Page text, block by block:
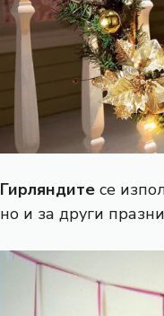
Гирляндите се
но и за други